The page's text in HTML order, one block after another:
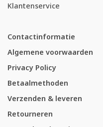
Klantenservice
Contactinformatie
Algemene voorwaarden
Privacy Policy
Betaalmethoden
Verzenden & leveren
Retourneren